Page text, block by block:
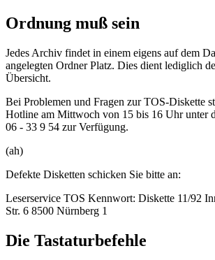
Ordnung muß sein
Jedes Archiv findet in einem eigens auf dem
angelegten Ordner Platz. Dies dient lediglich
Übersicht.
Bei Problemen und Fragen zur TOS-Diskette
Hotline am Mittwoch von 15 bis 16 Uhr unter
06 - 33 9 54 zur Verfügung.
(ah)
Defekte Disketten schicken Sie bitte an:
Leserservice TOS Kennwort: Diskette 11/92
Str. 6 8500 Nürnberg 1
Die Tastaturbefehle